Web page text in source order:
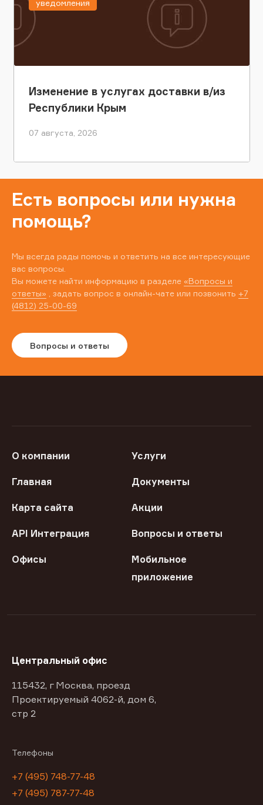
Изменение в услугах доставки в/из
Республики Крым
07 августа, 2026
уведомления
Есть вопросы или нужна
помощь?
Мы всегда рады помочь и ответить на все интересующие
вас вопросы.
Вы можете найти информацию в разделе «Вопросы и
ответы» , задать вопрос в онлайн-чате или позвонить +7
(4812) 25-00-69
Вопросы и ответы
О компании Услуги
Главная Документы
Карта сайта Акции
API Интеграция Вопросы и ответы
Офисы
Мобильное
приложение
Центральный офис
115432, г Москва, проезд
Проектируемый 4062-й, дом 6,
стр 2
Телефоны
+7 (495) 748-77-48
+7 (495) 787-77-48